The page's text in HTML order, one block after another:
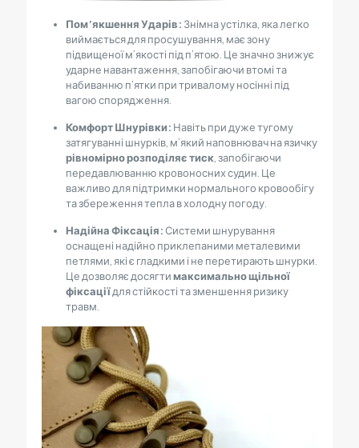
Пом’якшення Ударів: Знімна устілка, яка легко
виймається для просушування, має зону
підвищеної м’якості під п’ятою. Це значно знижує
ударне навантаження, запобігаючи втомі та
набиванню п’ятки при тривалому носінні під
вагою спорядження.
Комфорт Шнурівки: Навіть при дуже тугому
затягуванні шнурків, м’який наповнювач на язичку
рівномірно розподіляє тиск , запобігаючи
передавлюванню кровоносних судин. Це
важливо для підтримки нормального кровообігу
та збереження тепла в холодну погоду.
Надійна Фіксація:Системи шнурування
оснащені надійно приклепаними металевими
петлями, які є гладкими і не перетирають шнурки.
Це дозволяє досягтимаксимально щільної
фіксаціїдля стійкості та зменшення ризику
травм.